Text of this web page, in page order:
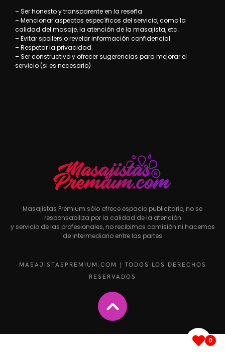
– Ser honesto y transparente en la reseña
– Mencionar aspectos específicos del servicio, como la
calidad del masaje, la atención de la masajista, etc.
– Evitar spoilers o revelar información confidencial
– Respetar la privacidad.
– Ser constructivo y ofrecer sugerencias para mejorar el
servicio (si es necesario)
Masajistas Premium sólo ofrece espacio publicitario, no se
responsabiliza por la calidad de la atención
y servicio de las profesionales, no recibimos comisión ni hacemos
de intermediario entre las partes
MASAJISTASPREMIUM.COM | TODOS LOS DERECHOS
RESERVADOS
0